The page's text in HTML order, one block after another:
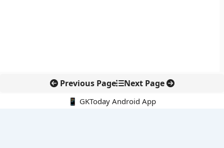
Previous Page Next Page
📱 GKToday Android App